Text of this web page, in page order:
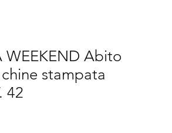
WEEKEND Abito
stampata
42